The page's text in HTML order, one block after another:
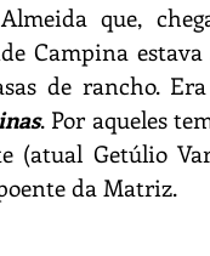
que,
Campina
de rancho.
. Por aqueles
(atual Getúlio
da Matriz.